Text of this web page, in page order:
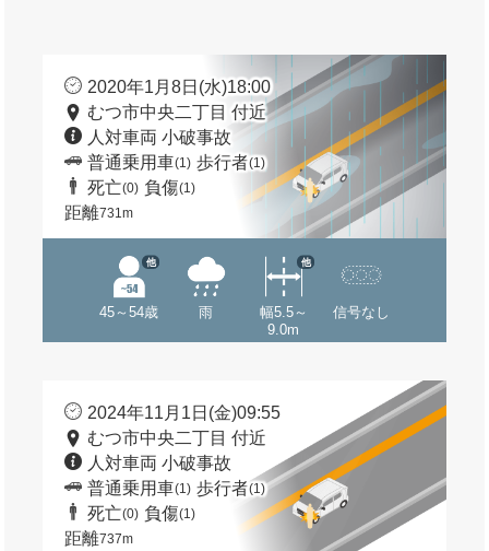
2020年1月8日(水)18:00
むつ市中央二丁目 付近
人対車両 小破事故
普通乗用車(1) 歩行者(1)
死亡(0) 負傷(1)
距離731m
45～54歳
他
雨
幅5.5～
9.0m
他
信号なし
2024年11月1日(金)09:55
むつ市中央二丁目 付近
人対車両 小破事故
普通乗用車(1) 歩行者(1)
死亡(0) 負傷(1)
距離737m